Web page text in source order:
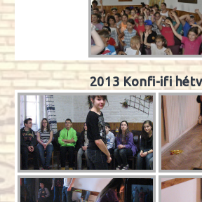
2013 Konfi-ifi